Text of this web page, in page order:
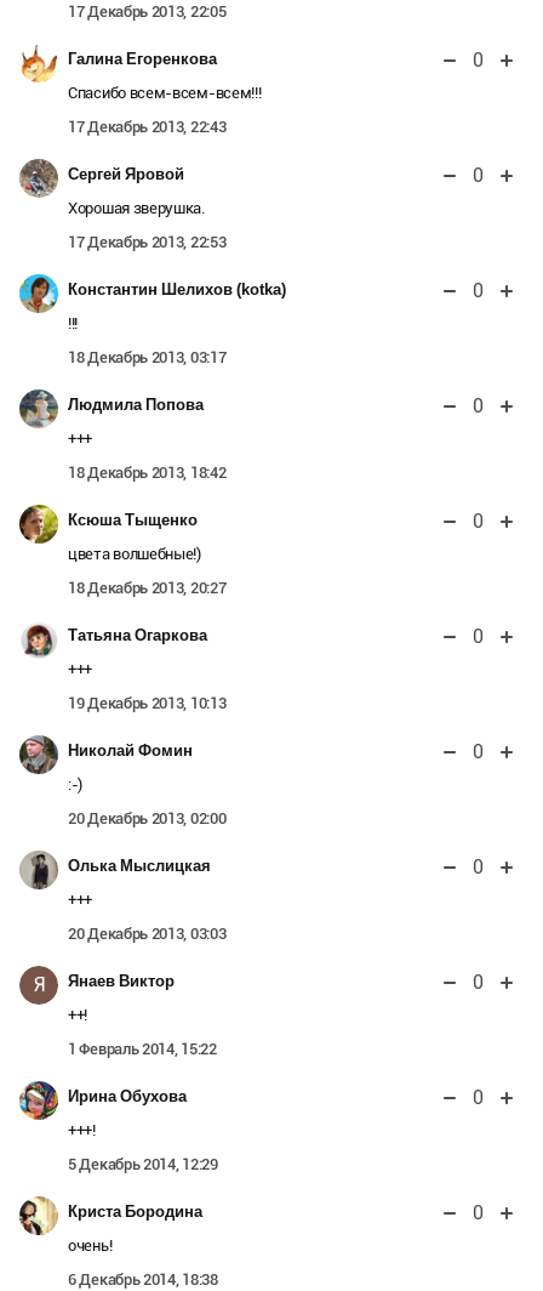
17 Декабрь 2013, 22:05
Галина Егоренкова 0
Спасибо всем-всем-всем!!!
17 Декабрь 2013, 22:43
Сергей Яровой 0
Хорошая зверушка.
17 Декабрь 2013, 22:53
Константин Шелихов (kotka) 0
!!!
18 Декабрь 2013, 03:17
Людмила Попова 0
+++
18 Декабрь 2013, 18:42
Ксюша Тыщенко 0
цвета волшебные!)
18 Декабрь 2013, 20:27
Татьяна Огаркова 0
+++
19 Декабрь 2013, 10:13
Николай Фомин 0
:-)
20 Декабрь 2013, 02:00
Олька Мыслицкая 0
+++
20 Декабрь 2013, 03:03
Я Янаев Виктор 0
++!
1 Февраль 2014, 15:22
Ирина Обухова 0
+++!
5 Декабрь 2014, 12:29
Криста Бородина 0
очень!
6 Декабрь 2014, 18:38